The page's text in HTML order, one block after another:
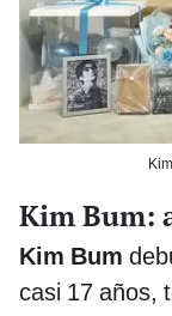
Kim Bum:
Kim Bum
casi 17 años,